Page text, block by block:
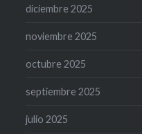
diciembre 2025
noviembre 2025
octubre 2025
septiembre 2025
julio 2025